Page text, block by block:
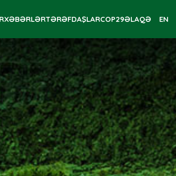
XƏBƏRLƏRTƏRƏFDAŞLARCOP29ƏLAQƏ EN